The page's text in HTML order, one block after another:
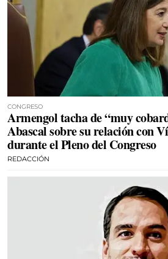
CONGRESO
Armengol tacha de “muy
Abascal sobre su relación con
durante el Pleno del Congreso
REDACCIÓN